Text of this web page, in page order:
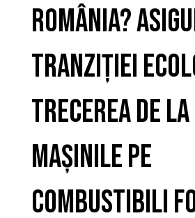
România?
tranziției
trecerea de la
mașinile pe
combustibili